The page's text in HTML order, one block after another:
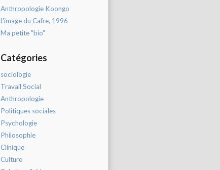
Anthropologie Koongo
L'image du Cafre, 1996
Ma petite "bio"
Catégories
sociologie
Travail Social
Anthropologie
Politiques sociales
Psychologie
Philosophie
Clinique
Culture